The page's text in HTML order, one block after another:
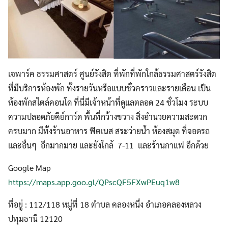
เจพาร์ค ธรรมศาสตร์ ศูนย์รังสิต ที่พักที่พักใกล้ธรรมศาสตร์รังสิต
ที่มีบริการห้องพัก ทั้งรายวันหรือแบบชั่วคราวและรายเดือน เป็น
ห้องพักสไตล์คอนโด ที่นี่มีเจ้าหน้าที่ดูแลตลอด 24 ชั่วโมง ระบบ
ความปลอดภัยคีย์การ์ด พื้นที่กว้างขวาง สิ่งอำนวยความสะดวก
ครบมาก มีทั้งร้านอาหาร ฟิตเนส สระว่ายน้ำ ห้องสมุด ที่จอดรถ
และอื่นๆ อีกมากมาย และยังใกล้ 7-11 และร้านกาแฟ อีกด้วย
Google Map
https://maps.app.goo.gl/QPscQF5FXwPEuq1w8
ที่อยู่ : 112/118 หมู่ที่ 18 ตำบล คลองหนึ่ง อำเภอคลองหลวง
ปทุมธานี 12120